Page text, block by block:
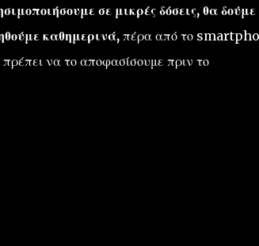
σε μικρές δόσεις, θα δούμε
καθημερινά, πέρα από το
να το αποφασίσουμε πριν το